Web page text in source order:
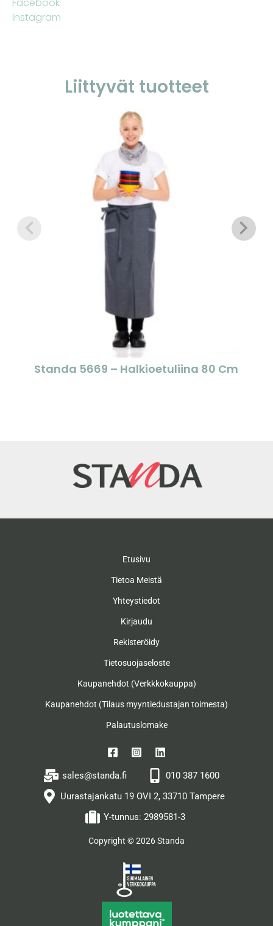
Instagram
Liittyvät tuotteet
Standa 5669 – Halkioetuliina 80 Cm
Etusivu
Tietoa Meistä
Yhteystiedot
Kirjaudu
Rekisteröidy
Tietosuojaseloste
Kaupanehdot (Verkkkokauppa)
Kaupanehdot (Tilaus myyntiedustajan toimesta)
Palautuslomake
sales@standa.fi
010 387 1600
Uurastajankatu 19 OVI 2, 33710 Tampere
Y-tunnus: 2989581-3
Copyright © 2026 Standa